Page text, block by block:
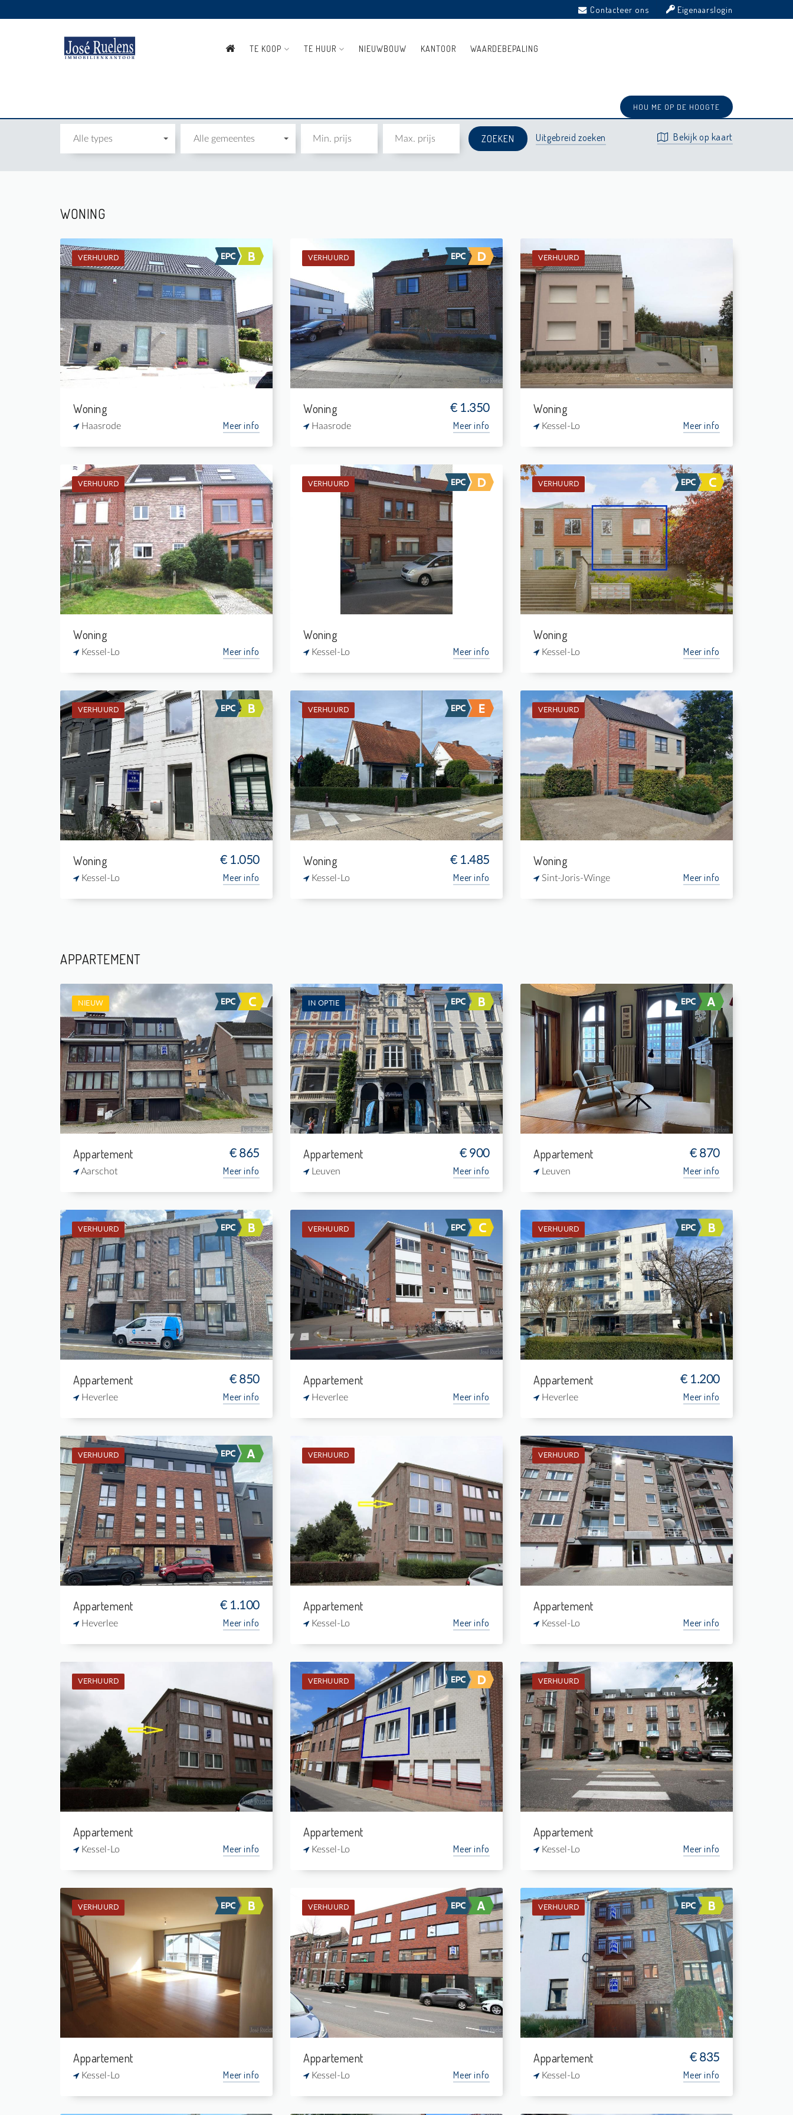
Contacteer ons Eigenaarslogin
TE KOOP TE HUUR NIEUWBOUW KANTOOR WAARDEBEPALING
HOU ME OP DE HOOGTE
⋅ Type⋅ Gemeente ⋅Recent
Alle types Alle gemeentes Uitgebreid zoeken Bekijk op kaart
WONING
VERHUURD
Verhuurd: Hoekwoning
3
-
1
160 m²
Woning
Haasrode Meer info
VERHUURD
Verhuurd: Eengezinswoning
3
540 m²
1
-
Woning € 1.350
Haasrode Meer info
VERHUURD
Verhuurd: Hoekwoning
3
-
-
Woning
Kessel-Lo Meer info
VERHUURD
Verhuurd: Rijwoning
4
-
1
155 m²
Woning
Kessel-Lo Meer info
VERHUURD
Verhuurd: Burgerwoning
2
-
1
-
Woning
Kessel-Lo Meer info
VERHUURD
Verhuurd: Eengezinswoning
3
149 m²
1
146 m²
Woning
Kessel-Lo Meer info
VERHUURD
Verhuurd: Burgerwoning
2
45 m²
1
-
Woning € 1.050
Kessel-Lo Meer info
VERHUURD
Verhuurd: Woning
411 m²
1
133 m²
Woning € 1.485
Kessel-Lo Meer info
VERHUURD
Verhuurd: Woning
4
1.200 m²
1
154 m²
Woning
Sint-Joris-Winge Meer info
APPARTEMENT
NIEUW
Te Huur: Appartement
2
-
1
73 m²
Appartement € 865
Aarschot Meer info
IN OPTIE
Te Huur: Flat
-
-
1
32 m²
Appartement € 900
Leuven Meer info
Te Huur: Studio
-
-
1
37 m²
Appartement € 870
Leuven Meer info
VERHUURD
Verhuurd: Duplex
2
-
1
70 m²
Appartement € 850
Heverlee Meer info
VERHUURD
Verhuurd: Appartement
1
-
1
65 m²
Appartement
Heverlee Meer info
VERHUURD
Verhuurd: Appartement
2
-
1
94 m²
Appartement € 1.200
Heverlee Meer info
VERHUURD
Verhuurd: Appartement
1
5 m²
1
75 m²
Appartement € 1.100
Heverlee Meer info
VERHUURD
Verhuurd: Appartement
-
1
-
Appartement
Kessel-Lo Meer info
VERHUURD
Verhuurd: Appartement
2
-
1
-
Appartement
Kessel-Lo Meer info
VERHUURD
Verhuurd: Appartement
-
1
-
Appartement
Kessel-Lo Meer info
VERHUURD
Verhuurd: Appartement
1
1
50 m²
Appartement
Kessel-Lo Meer info
VERHUURD
Verhuurd: Gelijkvloers app.
1
-
1
46 m²
Appartement
Kessel-Lo Meer info
VERHUURD
Verhuurd: Appartement
3
5 m²
1
136 m²
Appartement
Kessel-Lo Meer info
VERHUURD
Verhuurd: Appartement
2
-
1
75 m²
Appartement
Kessel-Lo Meer info
VERHUURD
Verhuurd: Appartement
1
-
1
63 m²
Appartement € 835
Kessel-Lo Meer info